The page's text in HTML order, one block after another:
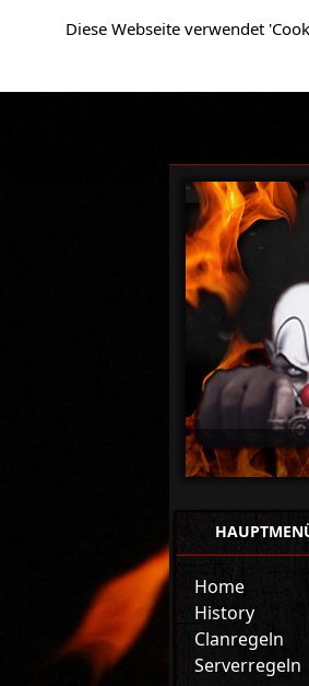
Home
History
Clanregeln
Serverregeln
Diese Webseite verwendet